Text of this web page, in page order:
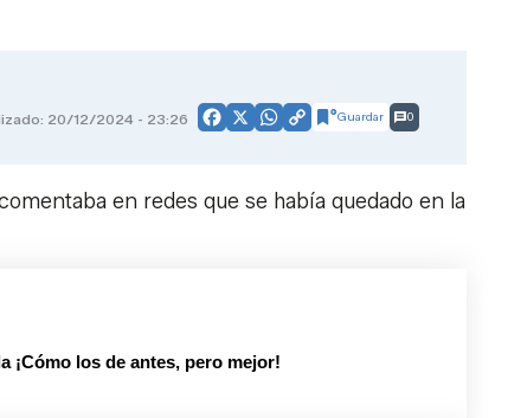
20/12/2024 - 23:26 Facebook
X WhatsApp
CopyGuardar 0
en redes que se había quedado en la
¡Cómo los de antes, pero mejor!